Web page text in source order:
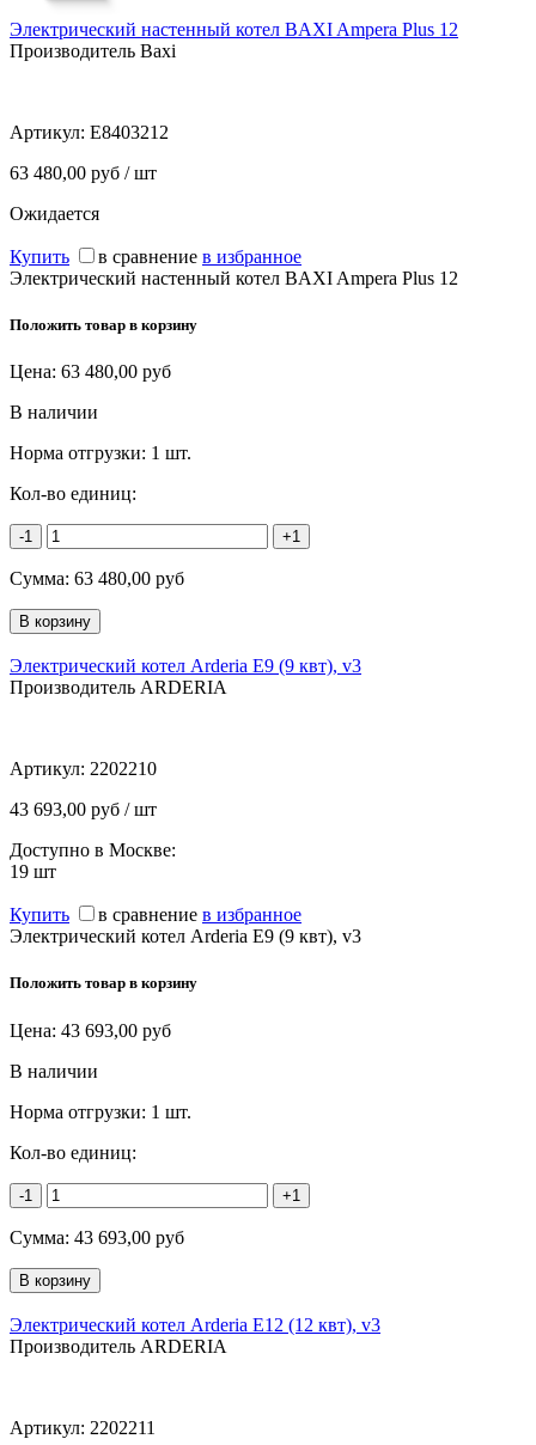
Электрический настенный котел BAXI Ampera Plus 12
Производитель Baxi
Артикул: E8403212
63 480,00 руб / шт
Ожидается
Купить в сравнение в избранное
Электрический настенный котел BAXI Ampera Plus 12
Положить товар в корзину
Цена: 63 480,00 руб
В наличии
Норма отгрузки: 1 шт.
Кол-во единиц:
-1 +1
Сумма: 63 480,00 руб
Электрический котел Arderia E9 (9 квт), v3
Производитель ARDERIA
Артикул: 2202210
43 693,00 руб / шт
Доступно в Москве:
19 шт
Купить в сравнение в избранное
Электрический котел Arderia E9 (9 квт), v3
Положить товар в корзину
Цена: 43 693,00 руб
В наличии
Норма отгрузки: 1 шт.
Кол-во единиц:
-1 +1
Сумма: 43 693,00 руб
Электрический котел Arderia E12 (12 квт), v3
Производитель ARDERIA
Артикул: 2202211